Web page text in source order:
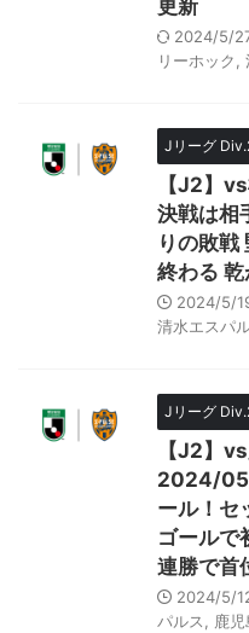
更新
2024/5/
リーホック
Jリーグ
【J2】
決戦は相
りの敗戦
終わる
2024/5/
清水エスパ
Jリーグ
【J2】
2024/05/
ール！セ
ゴールで
連勝で首
2024/5/
パルス
鹿